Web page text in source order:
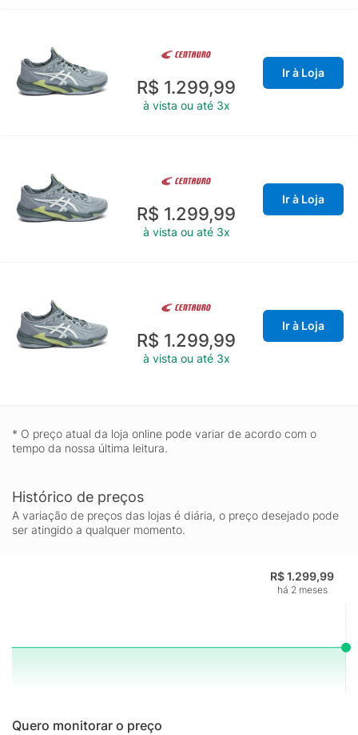
R$ 1.299,99
à vista ou até 3x
Ir à Loja
R$ 1.299,99
à vista ou até 3x
Ir à Loja
R$ 1.299,99
à vista ou até 3x
Ir à Loja
* O preço atual da loja online pode variar de acordo com o
tempo da nossa última leitura.
Histórico de preços
A variação de preços das lojas é diária, o preço desejado pode
ser atingido a qualquer momento.
R$ 1.299,99
há 2 meses
Quero monitorar o preço